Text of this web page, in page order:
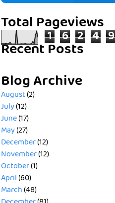
Total Pageviews
1 6 2 4 9
Recent Posts
Blog Archive
August(2)
July(12)
June(17)
May(27)
December(12)
November(12)
October(1)
April(60)
March(48)